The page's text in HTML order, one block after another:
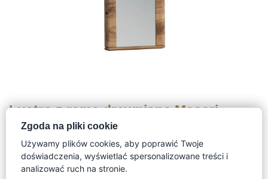
Lustro z ramą drewnianą Maseri
cena
wynosiła:
cena
wynosi:
Cena z 30 dni:897zł
Zgoda na pliki cookie
Używamy plików cookies, aby poprawić Twoje
doświadczenia, wyświetlać spersonalizowane treści i
analizować ruch na stronie.